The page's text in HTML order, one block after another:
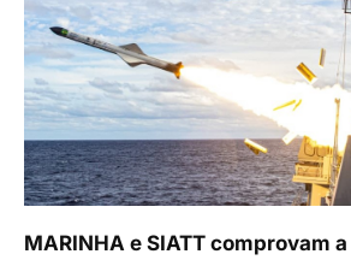
MARINHA e SIATT comprovam